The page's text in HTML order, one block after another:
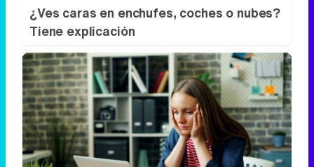
¿Ves caras en enchufes, coches o nubes?
Tiene explicación